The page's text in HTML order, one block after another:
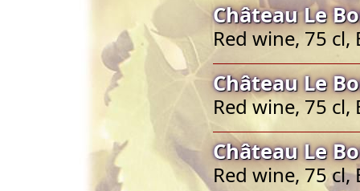
Château Le
Red wine, 75 cl,
Château Le
Red wine, 75 cl,
Château Le
Red wine, 75 cl,